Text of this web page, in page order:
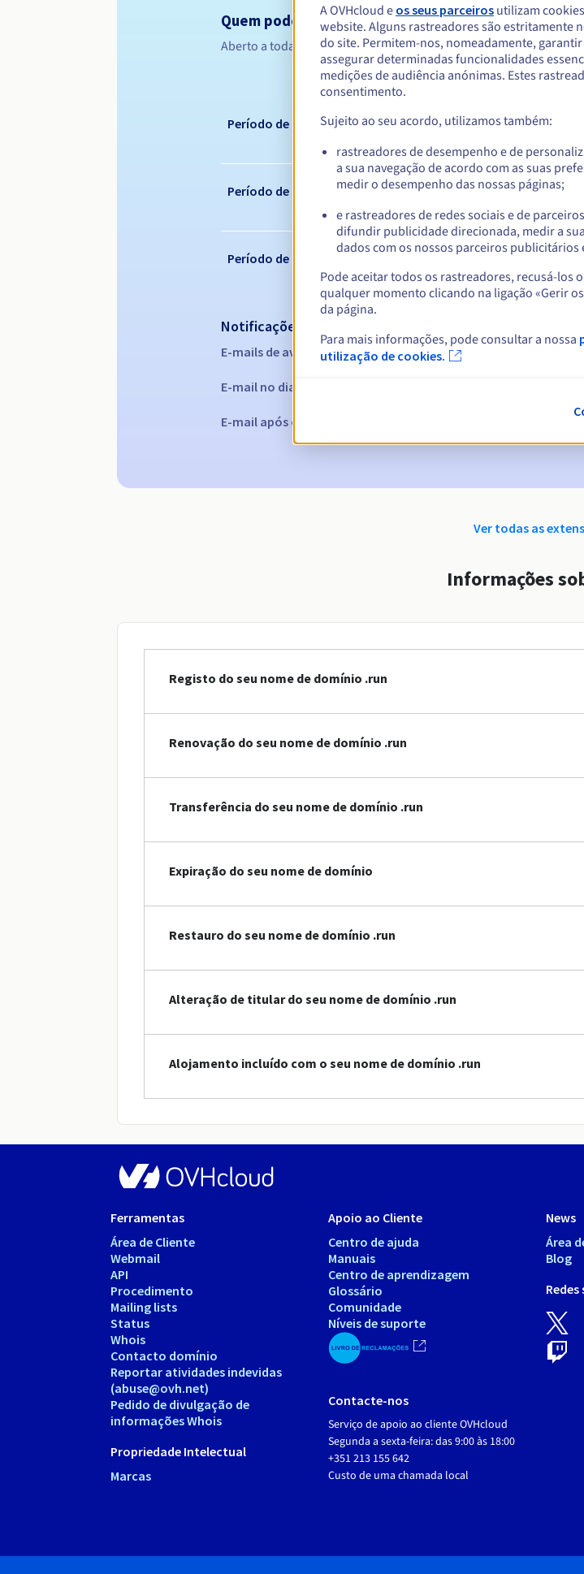
Quem pode registar um .run?
Aberto a todas as pessoas singulares ou coletivas, sem restrição
Regras de gestão e
Período de registo
Período de renovação
Período de redenção
Notificações automáticas:
E-mails de aviso: 60, 30, 15, 7 e 3 dias antes da data de expiração
E-mail no dia da expiração
E-mail após o Redemption Grace Period para notificar a
Ver todas as
Informações
Registo do seu nome de domínio .run
Renovação do seu nome de domínio .run
Transferência do seu nome de domínio .run
Expiração do seu nome de domínio
Restauro do seu nome de domínio .run
Alteração de titular do seu nome de domínio .run
Alojamento incluído com o seu nome de domínio .run
Ferramentas
Área de Cliente
Webmail
API
Procedimento
Mailing lists
Status
Whois
Contacto domínio
Reportar atividades indevidas
(abuse@ovh.net)
Pedido de divulgação de
informações Whois
Propriedade Intelectual
Marcas
Apoio ao Cliente
Centro de ajuda
Manuais
Centro de aprendizagem
Glossário
Comunidade
Níveis de suporte
Contacte-nos
Serviço de apoio ao cliente OVHcloud
Segunda a sexta-feira: das 9:00 às 18:00
+351 213 155 642
Custo de uma chamada local
News
Área
Blog
A OVHcloud e os seus parceiros utilizam
website. Alguns rastreadores são estritamente
do site. Permitem-nos, nomeadamente,
assegurar determinadas funcionalidades
medições de audiência anónimas. Estes
consentimento.
Sujeito ao seu acordo, utilizamos também:
rastreadores de desempenho e de
a sua navegação de acordo com as suas
medir o desempenho das nossas páginas;
e rastreadores de redes sociais e de
difundir publicidade direcionada, medir a
dados com os nossos parceiros publicitários
Pode aceitar todos os rastreadores, recusá-los
qualquer momento clicando na ligação «Gerir
da página.
Para mais informações, pode consultar a nossa
utilização de cookies.